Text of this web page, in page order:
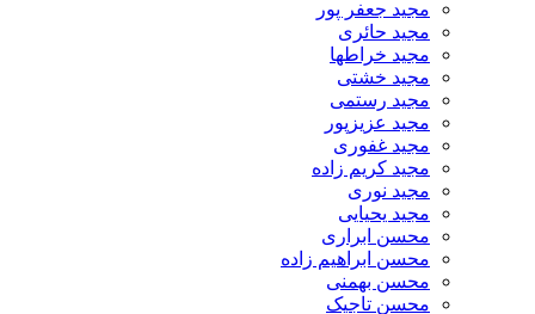
مجید جعفر پور
مجید حائری
مجید خراطها
مجید خشتی
مجید رستمی
مجید عزیزپور
مجید غفوری
مجید کریم زاده
مجید نوری
مجید یحیایی
محسن ابراری
محسن ابراهیم زاده
محسن بهمنی
محسن تاجیک